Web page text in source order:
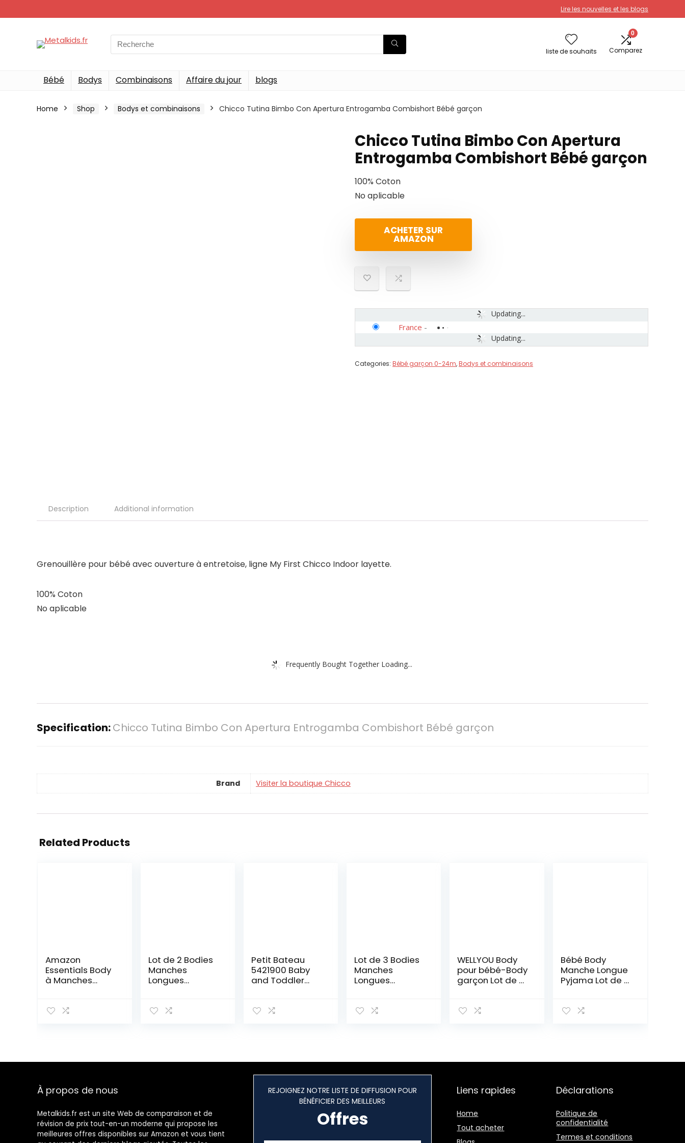
Lire les nouvelles et les blogs
Search
for:
liste de souhaits
0
Comparez
Bébé Bodys Combinaisons Affaire du jour blogs
Home Shop Bodys et combinaisons Chicco Tutina Bimbo Con Apertura Entrogamba Combishort Bébé garçon
Chicco Tutina Bimbo Con Apertura
Entrogamba Combishort Bébé garçon
100% Coton
No aplicable
ACHETER SUR
AMAZON
Updating...
Updating...
France -
Categories: Bébé garçon 0-24m,Bodys et combinaisons
Description Additional information
Grenouillère pour bébé avec ouverture à entretoise, ligne My First Chicco Indoor layette.
100% Coton
No aplicable
Frequently Bought Together Loading...
Specification:Chicco Tutina Bimbo Con Apertura Entrogamba Combishort Bébé garçon
Brand Visiter la boutique Chicco
Related Products
Amazon
Essentials Body
à Manches
Lot de 2 Bodies
Manches
Longues
Petit Bateau
5421900 Baby
and Toddler
Lot de 3 Bodies
Manches
Longues
WELLYOU Body
pour bébé-Body
garçon Lot de 2
Longues
Bébé Body
Manche Longue
Pyjama Lot de 6,
Vetement
À propos de nous
Metalkids.fr est un site Web de comparaison et de
révision de prix tout-en-un moderne qui propose les
meilleures offres disponibles sur Amazon et vous tient
REJOIGNEZ NOTRE LISTE DE DIFFUSION POUR
BÉNÉFICIER DES MEILLEURS
Offres
Liens rapides
Home
Tout acheter
Déclarations
Politique de
confidentialité
Termes et conditions